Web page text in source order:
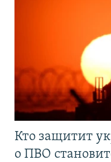
Кто защитит
о ПВО